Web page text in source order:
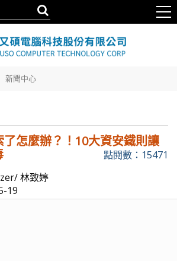
新聞中心
怎麼辦？！10大資安鐵則讓
點閱數：15471
林致婷
19